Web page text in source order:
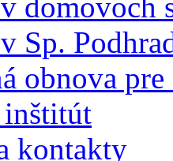
Sp.
obnova
kontakty